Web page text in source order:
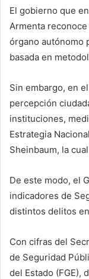
El gobierno que
Armenta
órgano autónomo
basada en
Sin embargo, en
percepción
instituciones,
Estrategia
Sheinbaum, la
De este modo, el
indicadores de
distintos delitos
Con cifras del
de Seguridad
del Estado (FGE),